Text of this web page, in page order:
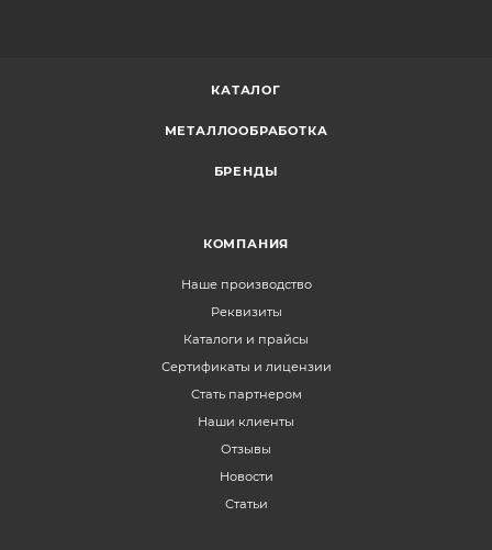
КАТАЛОГ
МЕТАЛЛООБРАБОТКА
БРЕНДЫ
КОМПАНИЯ
Наше производство
Реквизиты
Каталоги и прайсы
Сертификаты и лицензии
Стать партнером
Наши клиенты
Отзывы
Новости
Статьи